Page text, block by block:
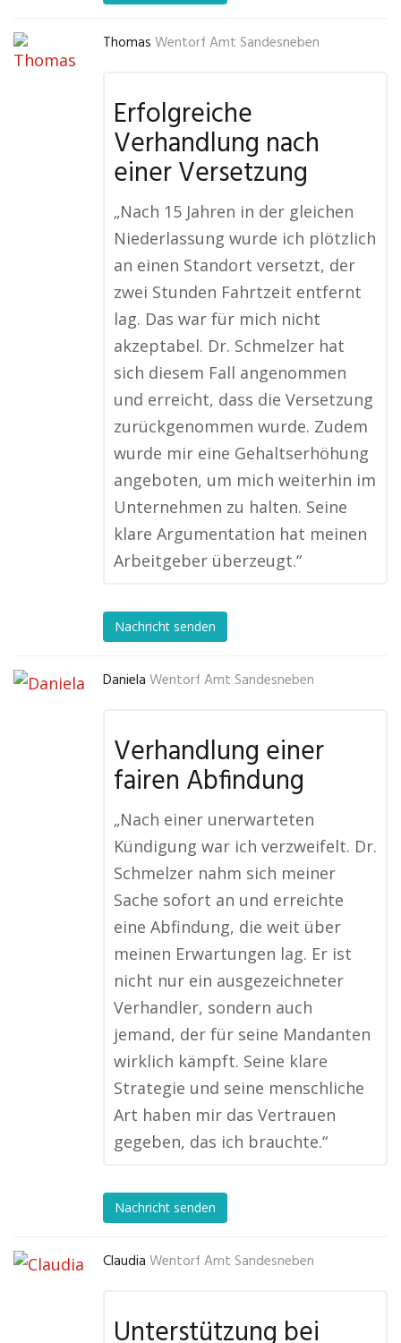
Thomas Wentorf Amt Sandesneben
Erfolgreiche
Verhandlung nach
einer Versetzung
„Nach 15 Jahren in der gleichen
Niederlassung wurde ich plötzlich
an einen Standort versetzt, der
zwei Stunden Fahrtzeit entfernt
lag. Das war für mich nicht
akzeptabel. Dr. Schmelzer hat
sich diesem Fall angenommen
und erreicht, dass die Versetzung
zurückgenommen wurde. Zudem
wurde mir eine Gehaltserhöhung
angeboten, um mich weiterhin im
Unternehmen zu halten. Seine
klare Argumentation hat meinen
Arbeitgeber überzeugt.“
Nachricht senden
Daniela Wentorf Amt Sandesneben
Verhandlung einer
fairen Abfindung
„Nach einer unerwarteten
Kündigung war ich verzweifelt. Dr.
Schmelzer nahm sich meiner
Sache sofort an und erreichte
eine Abfindung, die weit über
meinen Erwartungen lag. Er ist
nicht nur ein ausgezeichneter
Verhandler, sondern auch
jemand, der für seine Mandanten
wirklich kämpft. Seine klare
Strategie und seine menschliche
Art haben mir das Vertrauen
gegeben, das ich brauchte.“
Nachricht senden
Claudia Wentorf Amt Sandesneben
Unterstützung bei